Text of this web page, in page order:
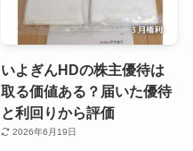
いよぎんHDの株主優待は
取る価値ある？届いた優待
と利回りから評価
2026年6月19日